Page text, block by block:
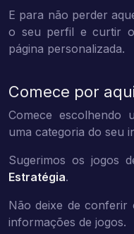
E para não perder
o seu perfil e curtir
página personalizada.
Comece por
Comece escolhendo
uma categoria do seu
Sugerimos os jogos
Estratégia.
Não deixe de conferir
informações de jogos.